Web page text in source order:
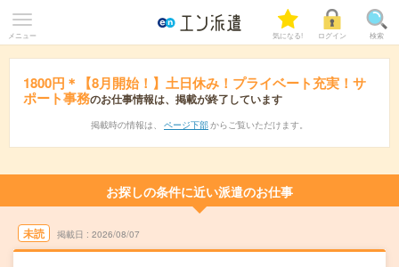
メニュー 気になる! ログイン 検索
1800円＊【8月開始！】土日休み！プライベート充実！サ
ポート事務のお仕事情報は、掲載が終了しています
掲載時の情報は、 ページ下部 からご覧いただけます。
お探しの条件に近い派遣のお仕事
未読 掲載日 2026/08/07